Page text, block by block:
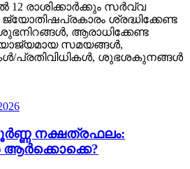
12 രാശിക്കാർക്കും സർവ്വ
ശ്രദ്ധിക്കേണ്ട
ആരാധിക്കേണ്ട
സമയങ്ങൾ,
പ്രതിവിധികൾ, ശുഭശകുനങ്ങൾ
നക്ഷത്രഫലം: